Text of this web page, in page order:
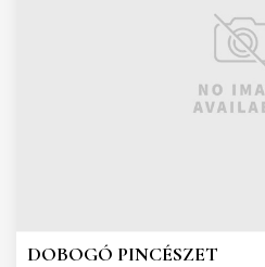
DOBOGÓ PINCÉSZET